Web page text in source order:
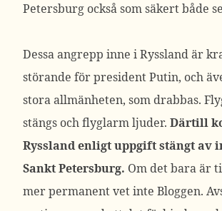
Petersburg också som säkert både
Dessa angrepp inne i Ryssland är
störande för president Putin, och
stora allmänheten, som drabbas.
stängs och flyglarm ljuder. Därtill
Ryssland enligt uppgift stängt av
Sankt Petersburg. Om det bara är
mer permanent vet inte Bloggen.